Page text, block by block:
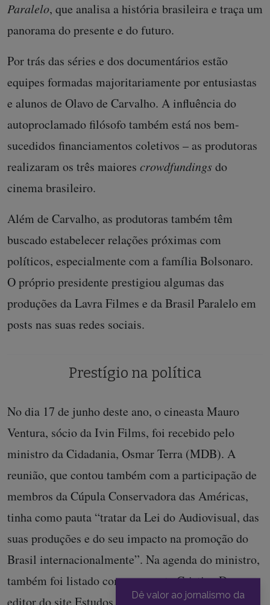
Paralelo, que analisa a história brasileira e traça um
panorama do presente e do futuro.
Por trás das séries e dos documentários estão
equipes formadas majoritariamente por entusiastas
e alunos de Olavo de Carvalho. A influência do
autoproclamado filósofo também está nos bem-
sucedidos financiamentos coletivos – as produtoras
realizaram os três maiores crowdfundingsdo
cinema brasileiro.
Além de Carvalho, as produtoras também têm
buscado estabelecer relações próximas com
políticos, especialmente com a família Bolsonaro.
O próprio presidente prestigiou algumas das
produções da Lavra Filmes e da Brasil Paralelo em
posts nas suas redes sociais.
Prestígio na política
No dia 17 de junho deste ano, o cineasta Mauro
Ventura, sócio da Ivin Films, foi recebido pelo
ministro da Cidadania, Osmar Terra (MDB). A
reunião, que contou também com a participação de
membros da Cúpula Conservadora das Américas,
tinha como pauta “tratar da Lei do Audiovisual, das
suas produções e do seu impacto na promoção do
Brasil internacionalmente”. Na agenda do ministro,
também foi listado como presente Cristian Derosa,
editor do site Estudos Nacionais, que não aparece
Dê valor ao jornalismo da